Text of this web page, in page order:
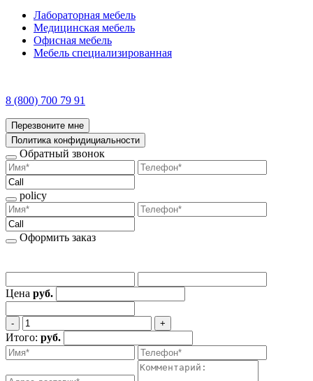
Лабораторная мебель
Медицинская мебель
Офисная мебель
Мебель специализированная
8 (800) 700 79 91
Перезвоните мне
Политика конфидициальности
Обратный звонок
policy
Оформить заказ
Цена руб.
‐ +
Итого: руб.